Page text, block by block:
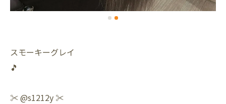
スモーキーグレイ
🎵
✂️ @s1212y ✂️